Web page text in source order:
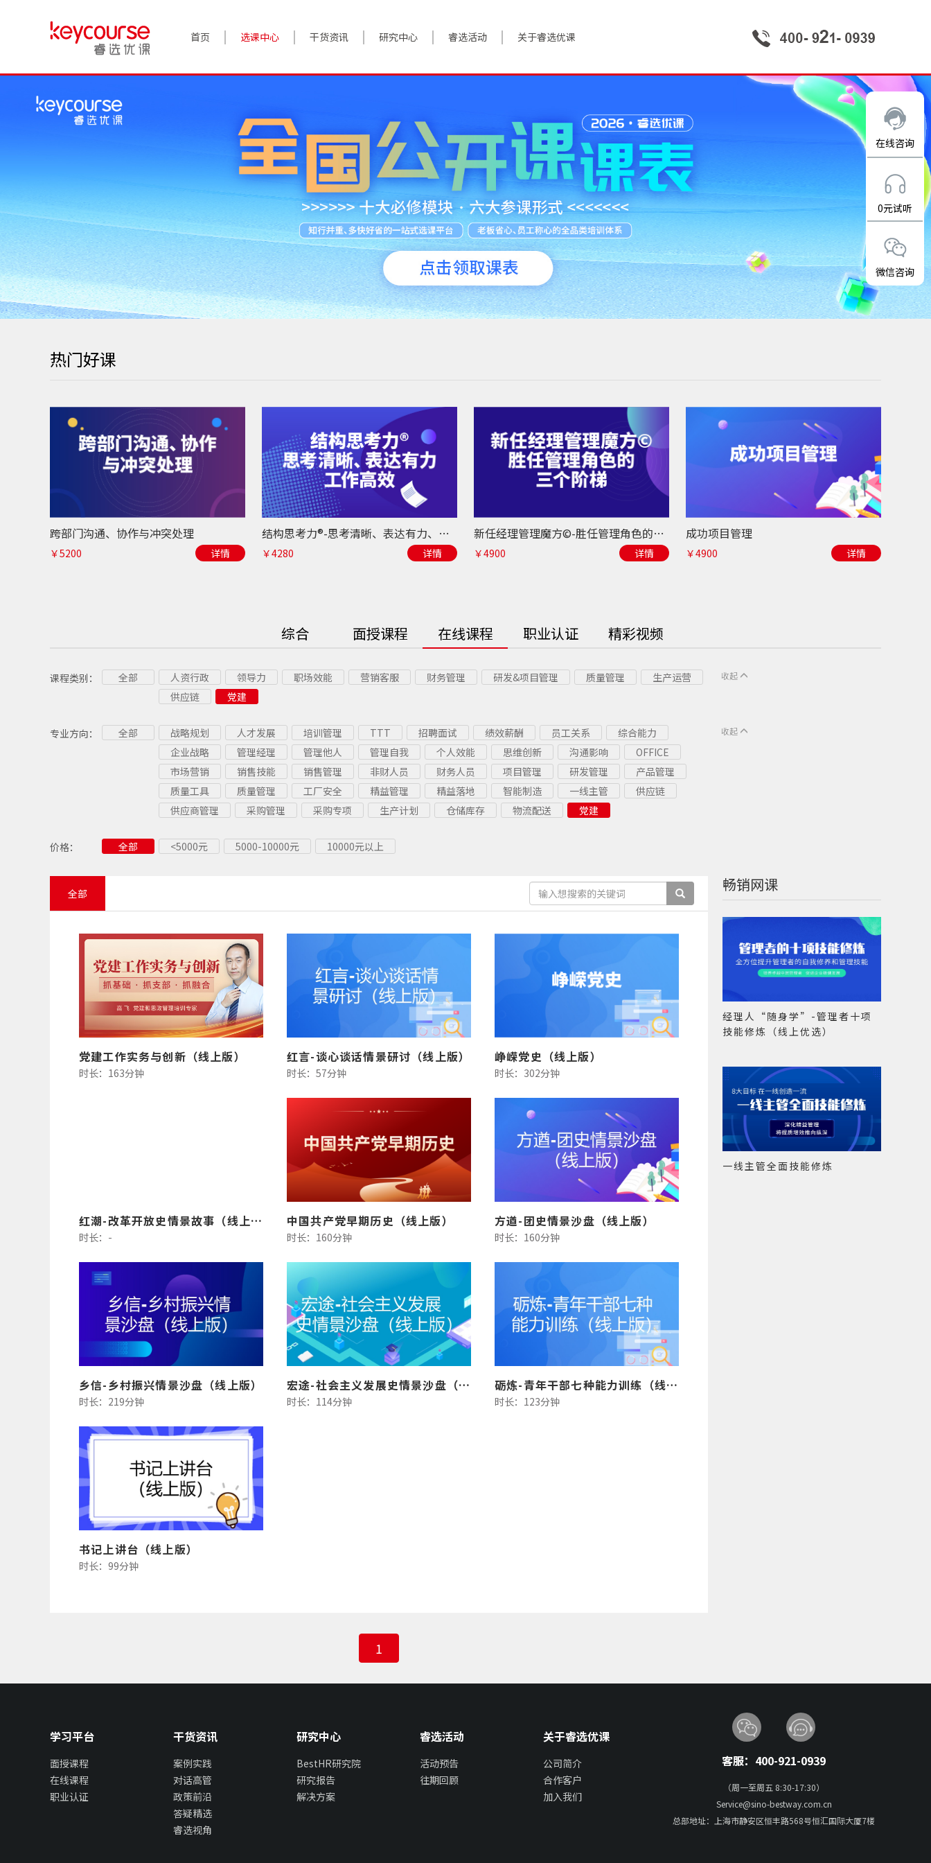
首页 选课中心 干货资讯
政策前沿
答疑精选
睿选视角
研究中心
研究报告
解决方案
数字化转型
睿选活动 关于睿选优课
在线咨询
0元试听
微信咨询
热门好课
跨部门沟通、协作与冲突处理
￥5200 详情
结构思考力®-思考清晰、表达有力、工作高效
￥4280 详情
新任经理管理魔方©-胜任管理角色的三个阶梯
￥4900 详情
成功项目管理
￥4900 详情
综合 面授课程 在线课程 职业认证 精彩视频
课程类别： 全部 人资行政 领导力 职场效能 营销客服 财务管理 研发&项目管理 质量管理
生产运营
供应链
党建
收起
专业方向： 全部 战略规划 人才发展 培训管理 TTT 招聘面试 绩效薪酬 员工关系
综合能力
企业战略
管理经理 管理他人 管理自我 个人效能 思维创新 沟通影响
OFFICE
市场营销
销售技能 销售管理 非财人员 财务人员 项目管理 研发管理
产品管理
质量工具
质量管理 工厂安全 精益管理 精益落地 智能制造 一线主管
供应链
供应商管理
采购管理 采购专项 生产计划 仓储库存 物流配送 党建
收起
价格： 全部 <5000元 5000-10000元 10000元以上
全部
党建工作实务与创新（线上版）
时长：163分钟
红言-谈心谈话情景研讨（线上版）
时长：57分钟
峥嵘党史（线上版）
时长：302分钟
红潮-改革开放史情景故事（线上版）
时长：-
中国共产党早期历史（线上版）
时长：160分钟
方遒-团史情景沙盘（线上版）
时长：160分钟
乡信-乡村振兴情景沙盘（线上版）
时长：219分钟
宏途-社会主义发展史情景沙盘（线上版）
时长：114分钟
砺炼-青年干部七种能力训练（线上版）
时长：123分钟
书记上讲台（线上版）
时长：99分钟
1
畅销网课
经理人“随身学”-管理者十项
技能修炼（线上优选）
一线主管全面技能修炼
学习平台
面授课程
在线课程
职业认证
干货资讯
案例实践
对话高管
政策前沿
答疑精选
睿选视角
研究中心
BestHR研究院
研究报告
解决方案
睿选活动
活动预告
往期回顾
关于睿选优课
公司简介
合作客户
加入我们
客服：400-921-0939
（周一至周五 8:30-17:30）
Service@sino-bestway.com.cn
总部地址：上海市静安区恒丰路568号恒汇国际大厦7楼